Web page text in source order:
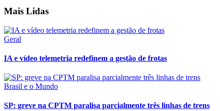
Mais Lidas
Geral
IA e vídeo telemetria redefinem a gestão de frotas
Brasil e o Mundo
SP: greve na CPTM paralisa parcialmente três linhas de trens